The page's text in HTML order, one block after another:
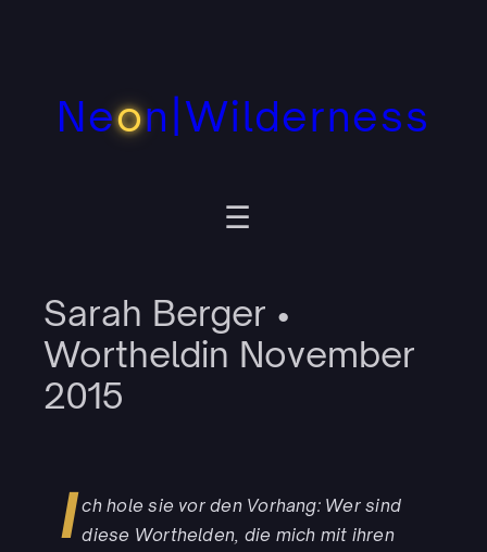
Neon|Wilderness
Sarah Berger •
Wortheldin November
2015
I ch hole sie vor den Vorhang: Wer sind
diese Worthelden, die mich mit ihren